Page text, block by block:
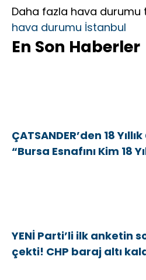
Daha fazla hava durumu
hava durumu İstanbul
En Son Haberler
ÇATSANDER’den 18
“Bursa Esnafını Kim 18
YENİ Parti’li ilk anketin
çekti! CHP baraj altı